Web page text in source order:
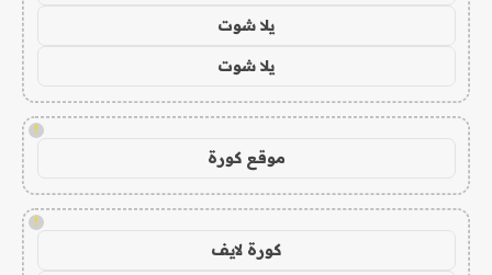
يلا شوت
يلا شوت
!
موقع كورة
!
كورة لايف